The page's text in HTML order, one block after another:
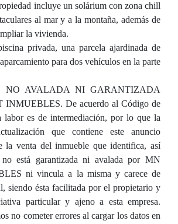
incluye un solárium con zona chill
al mar y a la montaña, además de
la vivienda.
privada, una parcela ajardinada de
para dos vehículos en la parte
NO AVALADA NI GARANTIZADA
De acuerdo al Código de
labor es de intermediación, por lo que la
que contiene este anuncio
la venta del inmueble que identifica, así
está garantizada ni avalada por MN
ni vincula a la misma y carece de
siendo ésta facilitada por el propietario y
particular y ajeno a esta empresa.
no cometer errores al cargar los datos en